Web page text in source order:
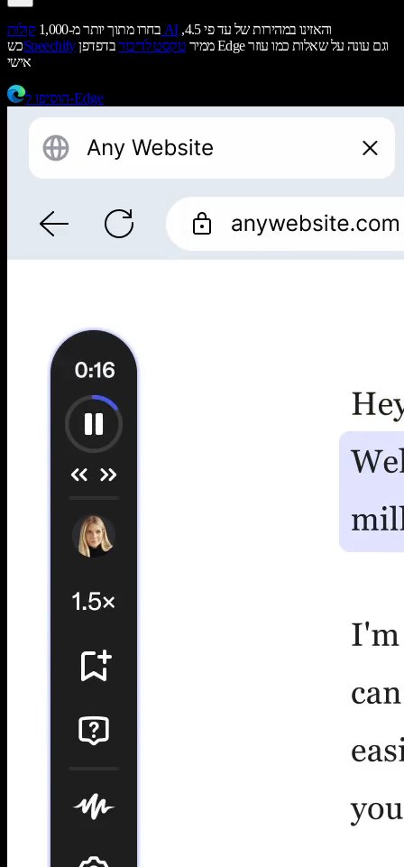
בחרו מתוך יותר מ-1,000 קולות AIוהאזינו במהירות של עד פי 4.5,
כשSpeechify ממיר טקסט לדיבורבדפדפן Edge וגם עונה על שאלות כמו עוזר
אישי
הוסיפו ל-Edge